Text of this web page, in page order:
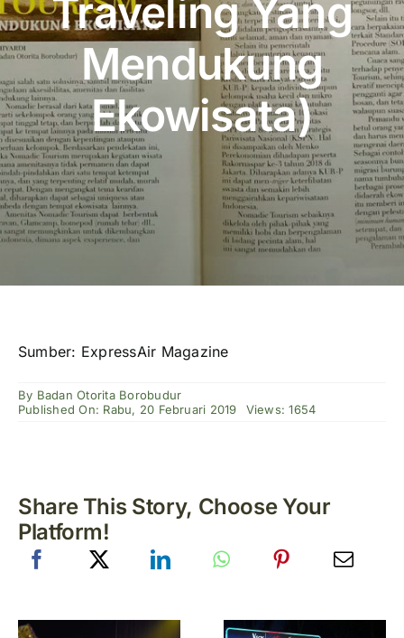
Publikasi
Peta Wisata
BLU
Traveling Yang
Mendukung
Ekowisata)
Sumber: ExpressAir Magazine
By Badan Otorita Borobudur
Published On: Rabu, 20 Februari 2019
Views: 1654
Share This Story, Choose Your
Platform!